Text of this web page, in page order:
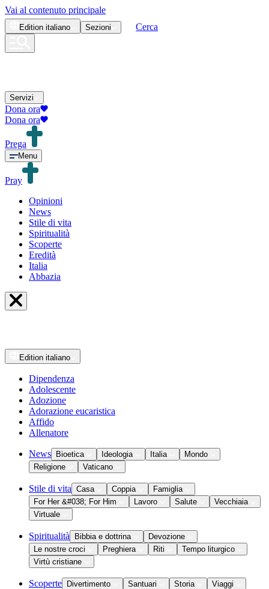
Vai al contenuto principale
Edition italiano Sezioni Cerca
Servizi
Dona ora
Dona ora
Prega
Menu
Pray
Opinioni
News
Stile di vita
Spiritualità
Scoperte
Eredità
Italia
Abbazia
Edition italiano
Dipendenza
Adolescente
Adozione
Adorazione eucaristica
Affido
Allenatore
News Bioetica Ideologia Italia
Mondo
Religione
Vaticano
Stile di vita Casa Coppia
Famiglia
For Her &#038; For Him
Lavoro Salute
Vecchiaia
Virtuale
Spiritualità Bibbia e dottrina
Devozione
Le nostre croci
Preghiera Riti
Tempo liturgico
Virtù cristiane
Scoperte Divertimento Santuari Storia Viaggi